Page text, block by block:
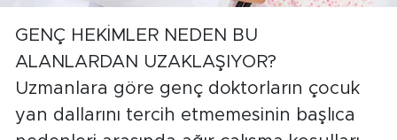
GENÇ HEKİMLER NEDEN BU
ALANLARDAN UZAKLAŞIYOR?
Uzmanlara göre genç doktorların çocuk
yan dallarını tercih etmemesinin başlıca